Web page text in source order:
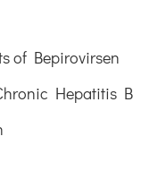
of Bepirovirsen
Hepatitis B